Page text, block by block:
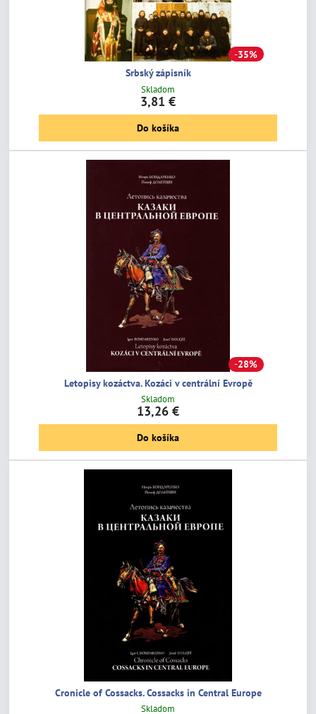
35%
Srbský zápisník
Skladom
3,81 €
Do košíka
28%
Letopisy kozáctva. Kozáci v centrální Evropě
Skladom
13,26 €
Do košíka
Cronicle of Cossacks. Cossacks in Central Europe
Skladom